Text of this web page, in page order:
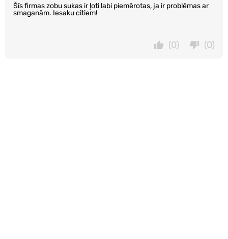
Šīs firmas zobu sukas ir ļoti labi piemērotas, ja ir problēmas ar
smaganām. Iesaku citiem!
(0)
(0)